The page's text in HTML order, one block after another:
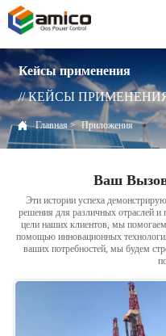
Кейсы применения
// КЕЙСЫ
 Главная> Приложения
Ваш
Эти истории успеха
решения для различных отраслей
цели наших клиентов, мы помогаем
помощью инновационных
ваших потребностей, мы будем